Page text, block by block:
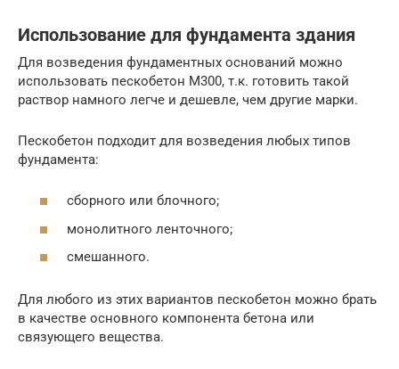
Использование для фундамента здания
Для возведения фундаментных оснований можно
использовать пескобетон М300, т.к. готовить такой
раствор намного легче и дешевле, чем другие марки.
Пескобетон подходит для возведения любых типов
фундамента:
сборного или блочного;
монолитного ленточного;
смешанного.
Для любого из этих вариантов пескобетон можно брать
в качестве основного компонента бетона или
связующего вещества.